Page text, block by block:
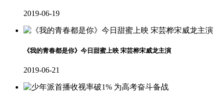
2019-06-19
《我的青春都是你》今日甜蜜上映 宋芸桦宋威龙主演
2019-06-21